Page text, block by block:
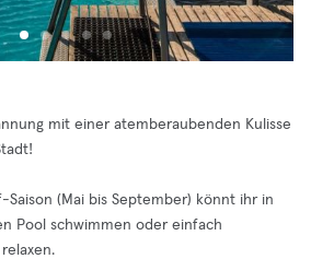
mit einer atemberaubenden Kulisse
Saison (Mai bis September) könnt ihr in
Pool schwimmen oder einfach